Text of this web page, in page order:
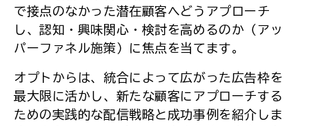
で接点のなかった潜在顧客へどうアプローチ
し、認知・興味関心・検討を高めるのか（アッ
パーファネル施策）に焦点を当てます。
オプトからは、統合によって広がった広告枠を
最大限に活かし、新たな顧客にアプローチする
ための実践的な配信戦略と成功事例を紹介しま